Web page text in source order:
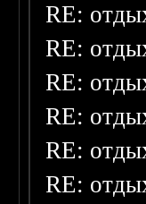
RE:
RE:
RE:
RE:
RE:
RE: